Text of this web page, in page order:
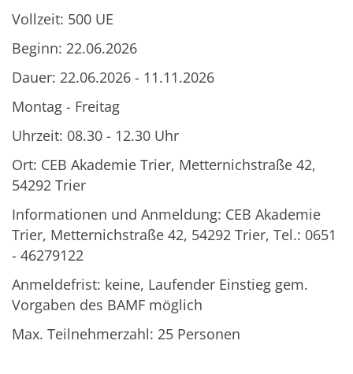
Vollzeit: 500 UE
Beginn: 22.06.2026
Dauer: 22.06.2026 - 11.11.2026
Montag - Freitag
Uhrzeit: 08.30 - 12.30 Uhr
Ort: CEB Akademie Trier, Metternichstraße 42,
54292 Trier
Informationen und Anmeldung: CEB Akademie
Trier, Metternichstraße 42, 54292 Trier, Tel.: 0651
- 46279122
Anmeldefrist: keine, Laufender Einstieg gem.
Vorgaben des BAMF möglich
Max. Teilnehmerzahl: 25 Personen